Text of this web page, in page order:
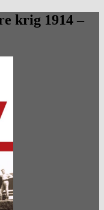
krig 1914 –